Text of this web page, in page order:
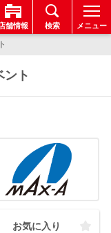
舗情報 検索 メニュー
ント
お気に入り